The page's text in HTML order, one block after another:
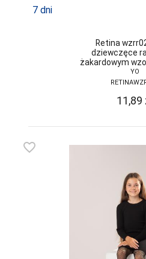
INEZ
INTENSO
IRALL
ITALIAN
JARPOL
JULIMEX
7 dni
Retina
dziewczęce
żakardowym
YO
11,89
favorite_border